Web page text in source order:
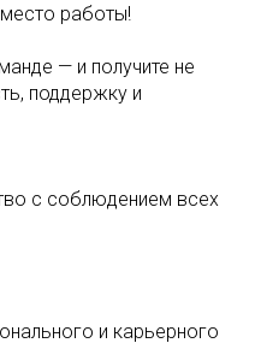
работы!
— и получите не
поддержку и
с соблюдением всех
и карьерного